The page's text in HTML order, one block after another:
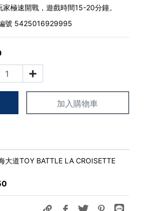
極速開戰，遊戲時間15-20分鐘。
號 5425016929995
加入購物車
大道TOY BATTLE LA CROISETTE